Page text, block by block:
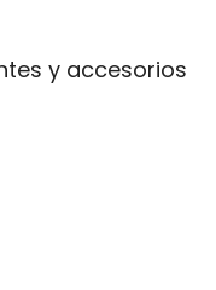
y accesorios